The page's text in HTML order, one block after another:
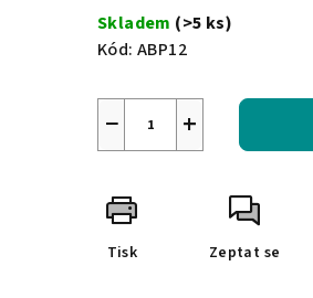
cena:
Skladem (>5 ks)
Kód: ABP12
+
−
Tisk Zeptat se